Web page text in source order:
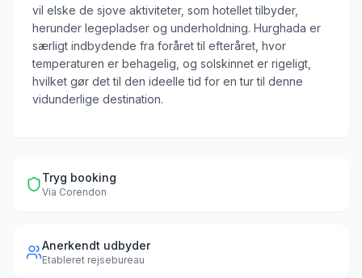
vil elske de sjove aktiviteter, som hotellet tilbyder,
herunder legepladser og underholdning. Hurghada er
særligt indbydende fra foråret til efteråret, hvor
temperaturen er behagelig, og solskinnet er rigeligt,
hvilket gør det til den ideelle tid for en tur til denne
vidunderlige destination.
Tryg booking
Via Corendon
Anerkendt udbyder
Etableret rejsebureau